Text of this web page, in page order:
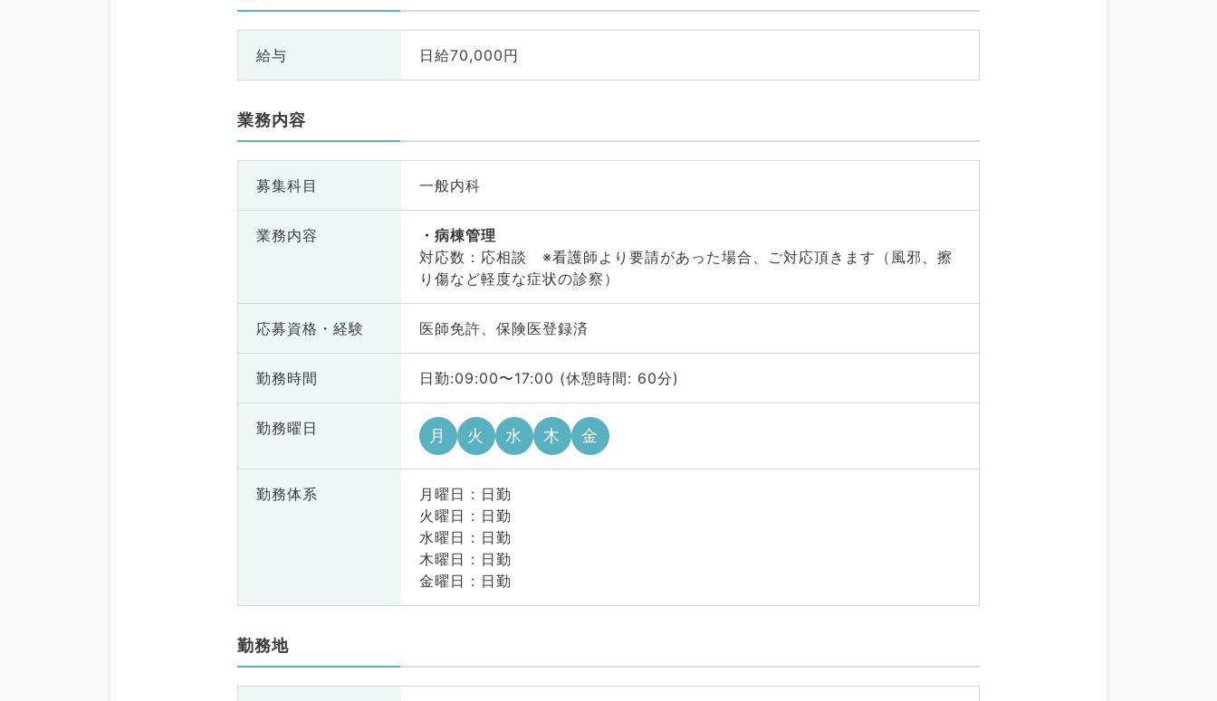
給与 日給70,000円
業務内容
募集科目 一般内科
業務内容
病棟管理
対応数：応相談 ※看護師より要請があった場合、ご対応頂きます（風邪、擦
り傷など軽度な症状の診察）
応募資格・ 経験 医師免許、保険医登録済
勤務時間 日勤:09:00〜17:00 (休憩時間: 60分)
勤務曜日 月 火 水 木 金
勤務体系
月曜日 : 日勤
火曜日 : 日勤
水曜日 : 日勤
木曜日 : 日勤
金曜日 : 日勤
勤務地